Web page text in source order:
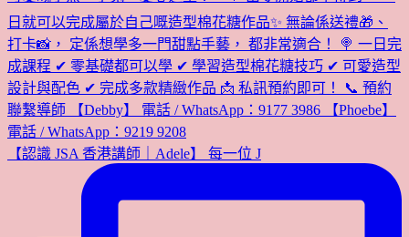
【認識 JSA 香港講師｜Adele】 每一位 J